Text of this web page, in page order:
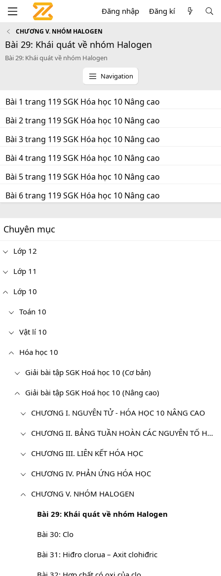
Đăng nhập Đăng kí
CHƯƠNG V. NHÓM HALOGEN
Bài 29: Khái quát về nhóm Halogen
Bài 29: Khái quát về nhóm Halogen
Navigation
Bài 1 trang 119 SGK Hóa học 10 Nâng cao
Bài 2 trang 119 SGK Hóa học 10 Nâng cao
Bài 3 trang 119 SGK Hóa học 10 Nâng cao
Bài 4 trang 119 SGK Hóa học 10 Nâng cao
Bài 5 trang 119 SGK Hóa học 10 Nâng cao
Bài 6 trang 119 SGK Hóa học 10 Nâng cao
Chuyên mục
Lớp 12
Lớp 11
Lớp 10
Toán 10
Vật lí 10
Hóa học 10
Giải bài tập SGK Hoá học 10 (Cơ bản)
Giải bài tập SGK Hoá học 10 (Nâng cao)
CHƯƠNG I. NGUYÊN TỬ - HÓA HỌC 10 NÂNG CAO
CHƯƠNG II. BẢNG TUẦN HOÀN CÁC NGUYÊN TỐ HÓA HỌC VÀ ĐỊNH LUẬT TUẦN HOÀN - HÓA 10 NÂNG CAO
CHƯƠNG III. LIÊN KẾT HÓA HỌC
CHƯƠNG IV. PHẢN ỨNG HÓA HỌC
CHƯƠNG V. NHÓM HALOGEN
Bài 29: Khái quát về nhóm Halogen
Bài 30: Clo
Bài 31: Hiđro clorua – Axit clohiđric